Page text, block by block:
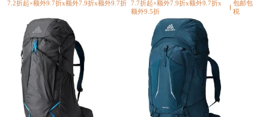
7.2折起×额外9.7折x额外7.9折x额外9.7折 7.7折起×额外7.9折x额外9.7折x
额外9.5折
包邮包
税